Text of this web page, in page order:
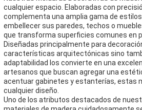
cualquier espacio. Elaboradas con
complementa una amplia gama de
embellecer sus paredes, techos o
que transforma superficies comunes en
Diseñadas principalmente para
características arquitectónicas sino
adaptabilidad los convierte en una
artesanos que buscan agregar una
acentuar gabinetes y estanterías, estas
cualquier diseño.
Uno de los atributos destacados de